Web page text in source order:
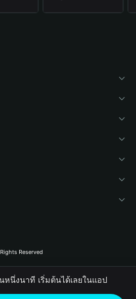
Reserved
หนึ่งนาที เริ่มต้นได้เลยในแอป